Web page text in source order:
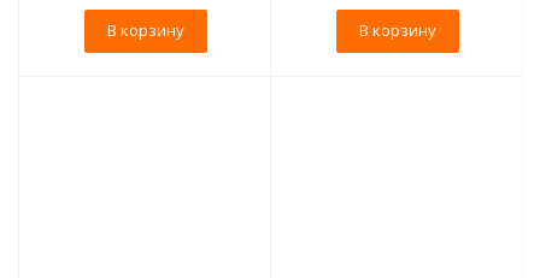
В корзину В корзину